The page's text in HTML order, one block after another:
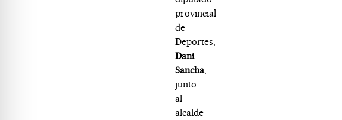
provincial
de
Deportes,
Dani
Sancha,
junto
al
alcalde